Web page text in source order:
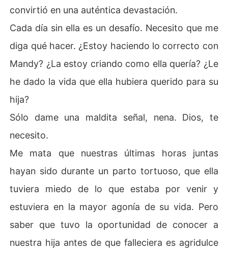
convirtió en una auténtica devastación.
Cada día sin ella es un desafío. Necesito que me
diga qué hacer. ¿Estoy haciendo lo correcto con
Mandy? ¿La estoy criando como ella quería? ¿Le
he dado la vida que ella hubiera querido para su
hija?
Sólo dame una maldita señal, nena. Dios, te
necesito.
Me mata que nuestras últimas horas juntas
hayan sido durante un parto tortuoso, que ella
tuviera miedo de lo que estaba por venir y
estuviera en la mayor agonía de su vida. Pero
saber que tuvo la oportunidad de conocer a
nuestra hija antes de que falleciera es agridulce